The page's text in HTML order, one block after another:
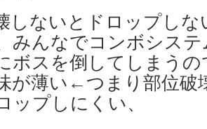
しないとドロップし
みんなでコンボシス
ボスを倒してしまう
が薄い←つまり部位破
ップしにくい、